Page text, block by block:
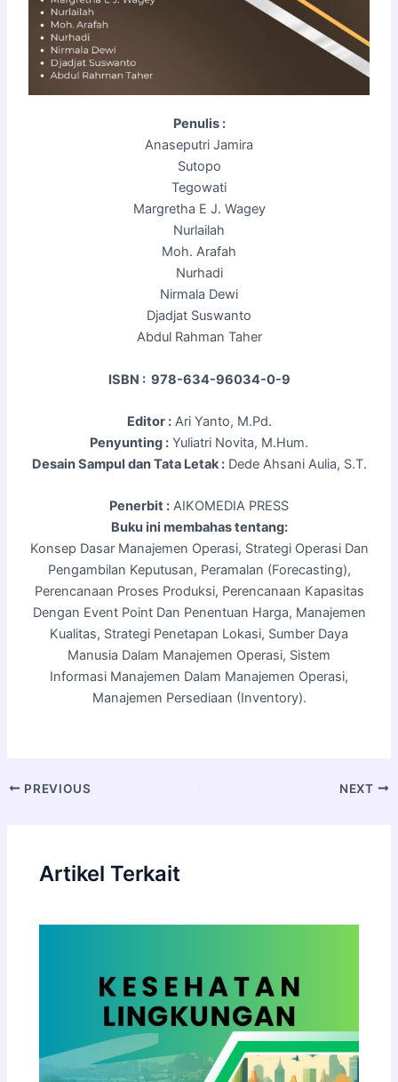
Penulis :
Anaseputri Jamira
Sutopo
Tegowati
Margretha E J. Wagey
Nurlailah
Moh. Arafah
Nurhadi
Nirmala Dewi
Djadjat Suswanto
Abdul Rahman Taher
ISBN : 978-634-96034-0-9
Editor :Ari Yanto, M.Pd.
Penyunting : Yuliatri Novita, M.Hum.
Desain Sampul dan Tata Letak :Dede Ahsani Aulia, S.T.
Penerbit : AIKOMEDIA PRESS
Buku ini membahas tentang:
Konsep Dasar Manajemen Operasi, Strategi Operasi Dan
Pengambilan Keputusan, Peramalan (Forecasting),
Perencanaan Proses Produksi, Perencanaan Kapasitas
Dengan Event Point Dan Penentuan Harga, Manajemen
Kualitas, Strategi Penetapan Lokasi, Sumber Daya
Manusia Dalam Manajemen Operasi, Sistem
Informasi Manajemen Dalam Manajemen Operasi,
Manajemen Persediaan (Inventory).
PREVIOUS NEXT
Artikel Terkait